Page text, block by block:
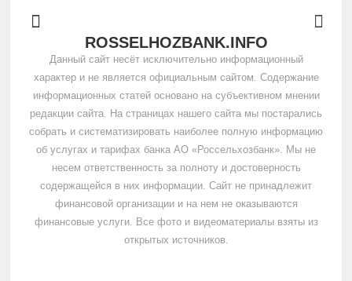
ROSSELHOZBANK.INFO
Данный сайт несёт исключительно информационный
характер и не является официальным сайтом. Содержание
информационных статей основано на субъективном мнении
редакции сайта. На страницах нашего сайта мы постарались
собрать и систематизировать наиболее полную информацию
об услугах и тарифах банка АО «Россельхозбанк». Мы не
несем ответственность за полноту и достоверность
содержащейся в них информации. Сайт не принадлежит
финансовой организации и на нем не оказываются
финансовые услуги. Все фото и видеоматериалы взяты из
открытых источников.